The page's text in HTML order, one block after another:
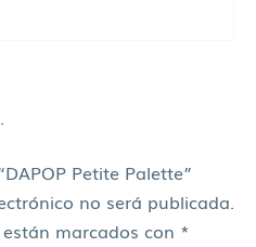
Petite Palette”
no será publicada.
marcados con *